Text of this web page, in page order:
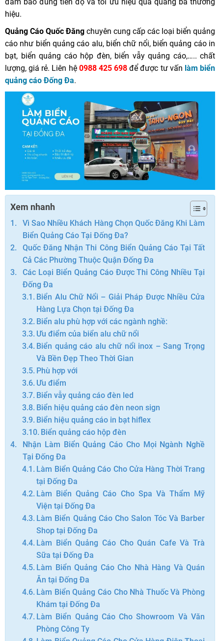
hiệu.
Quảng Cáo Quốc Đăng chuyên cung cấp các loại biển quảng
cáo như biển quảng cáo alu, biển chữ nổi, biển quảng cáo in
bạt, biển quảng cáo hộp đèn, biển vẫy quảng cáo,….. chất
lượng, giá rẻ. Liên hệ 0988 425 698 để được tư vấn làm biển
quảng cáo Đống Đa.
Xem nhanh
Vì Sao Nhiều Khách Hàng Chọn Quốc Đăng Khi Làm
Biển Quảng Cáo Tại Đống Đa?
Quốc Đăng Nhận Thi Công Biển Quảng Cáo Tại Tất
Cả Các Phường Thuộc Quận Đống Đa
Các Loại Biển Quảng Cáo Được Thi Công Nhiều Tại
Đống Đa
Biển Alu Chữ Nổi – Giải Pháp Được Nhiều Cửa
Hàng Lựa Chọn tại Đống Đa
Biển alu phù hợp với các ngành nghề:
Ưu điểm của biển alu chữ nổi
Biển quảng cáo alu chữ nổi inox – Sang Trọng
Và Bền Đẹp Theo Thời Gian
Phù hợp với
Ưu điểm
Biển vẫy quảng cáo đèn led
Biển hiệu quảng cáo đèn neon sign
Biển hiệu quảng cáo in bạt hiflex
Biển quảng cáo hộp đèn
Nhận Làm Biển Quảng Cáo Cho Mọi Ngành Nghề
Tại Đống Đa
Làm Biển Quảng Cáo Cho Cửa Hàng Thời Trang
tại Đống Đa
Làm Biển Quảng Cáo Cho Spa Và Thẩm Mỹ
Viện tại Đống Đa
Làm Biển Quảng Cáo Cho Salon Tóc Và Barber
Shop tại Đống Đa
Làm Biển Quảng Cáo Cho Quán Cafe Và Trà
Sữa tại Đống Đa
Làm Biển Quảng Cáo Cho Nhà Hàng Và Quán
Ăn tại Đống Đa
Làm Biển Quảng Cáo Cho Nhà Thuốc Và Phòng
Khám tại Đống Đa
Làm Biển Quảng Cáo Cho Showroom Và Văn
Phòng Công Ty